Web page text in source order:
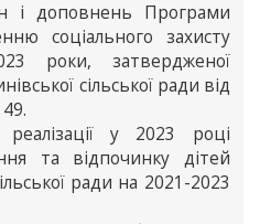
і доповнень Програми
соціального захисту
роки, затвердженої
сільської ради від
у 2023 році
та відпочинку дітей
ради на 2021-2023